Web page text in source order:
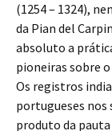
(1254 – 1324),
da Pian del
absoluto a
pioneiras sobre o
Os registros
portugueses nos
produto da